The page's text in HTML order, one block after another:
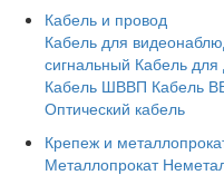
Кабель и провод
Кабель для
сигнальный Кабель
Кабель ШВВП Кабель
Оптический кабель
Крепеж и
Металлопрокат